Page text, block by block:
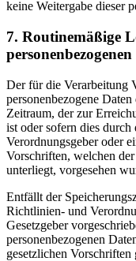
keine Weitergabe dieser
7. Routinemäßige
Der für die Verarbeitung
personenbezogene
Zeitraum, der zur
ist oder sofern dies
Verordnungsgeber oder
Vorschriften, welchen
unterliegt, vorgesehen
Entfällt der
Richtlinien- und
Gesetzgeber
personenbezogenen
gesetzlichen Vorschriften